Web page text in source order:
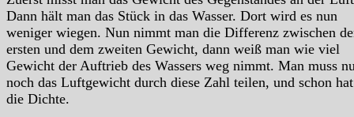
Dann hält man das Stück in das Wasser. Dort wird es nun
weniger wiegen. Nun nimmt man die Differenz zwischen
ersten und dem zweiten Gewicht, dann weiß man wie viel
Gewicht der Auftrieb des Wassers weg nimmt. Man muss
noch das Luftgewicht durch diese Zahl teilen, und schon
die Dichte.